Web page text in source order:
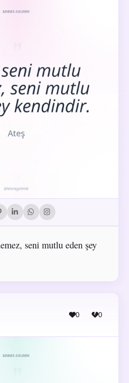
seni mutlu eden şey
0 0